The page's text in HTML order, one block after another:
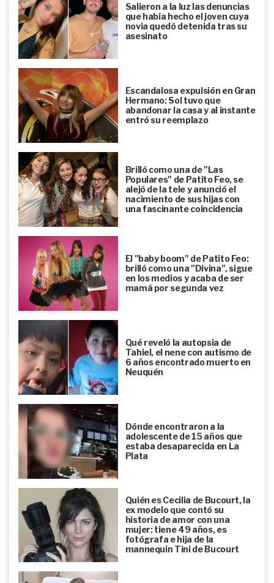
Salieron a la luz las denuncias
que había hecho el joven cuya
novia quedó detenida tras su
asesinato
Escandalosa expulsión en Gran
Hermano: Sol tuvo que
abandonar la casa y al instante
entró su reemplazo
Brilló como una de "Las
Populares" de Patito Feo, se
alejó de la tele y anunció el
nacimiento de sus hijas con
una fascinante coincidencia
El "baby boom" de Patito Feo:
brilló como una "Divina", sigue
en los medios y acaba de ser
mamá por segunda vez
Qué reveló la autopsia de
Tahiel, el nene con autismo de
6 años encontrado muerto en
Neuquén
Dónde encontraron a la
adolescente de 15 años que
estaba desaparecida en La
Plata
Quién es Cecilia de Bucourt, la
ex modelo que contó su
historia de amor con una
mujer: tiene 49 años, es
fotógrafa e hija de la
mannequin Tini de Bucourt